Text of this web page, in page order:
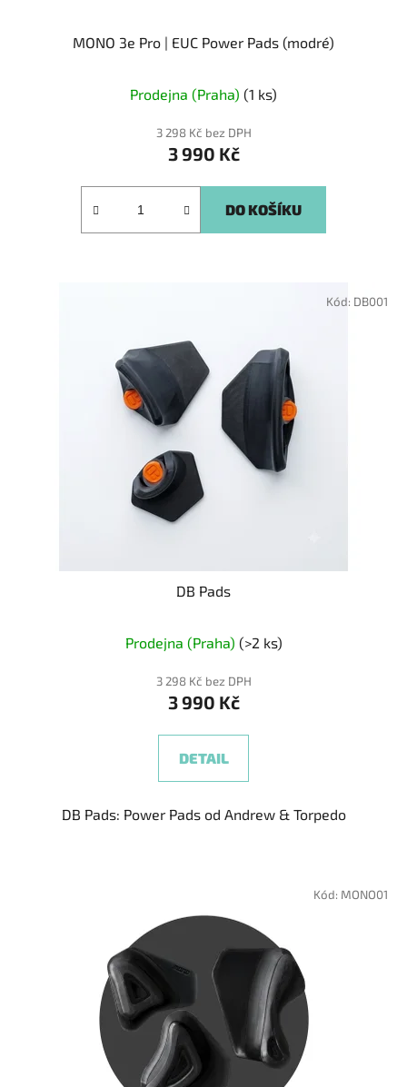
MONO 3e Pro | EUC Power Pads (modré)
Prodejna (Praha) (1 ks)
3 298 Kč bez DPH
3 990 Kč
DO KOŠÍKU
DB Pads
Prodejna (Praha) (>2 ks)
3 298 Kč bez DPH
3 990 Kč
DETAIL
DB Pads: Power Pads od Andrew & Torpedo
Kód: DB001
Kód: MONO01